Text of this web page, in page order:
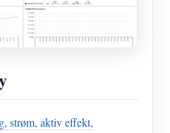
strøm, aktiv effekt,